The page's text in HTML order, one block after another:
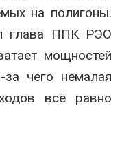
на полигоны.
глава ППК РЭО
мощностей
чего немалая
всё равно